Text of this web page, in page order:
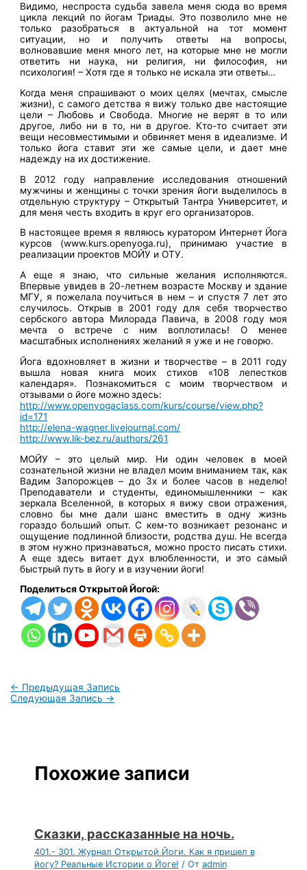
Видимо, неспроста судьба завела меня сюда во время
цикла лекций по йогам Триады. Это позволило мне не
только разобраться в актуальной на тот момент
ситуации, но и получить ответы на вопросы,
волновавшие меня много лет, на которые мне не могли
ответить ни наука, ни религия, ни философия, ни
психология! – Хотя где я только не искала эти ответы…
Когда меня спрашивают о моих целях (мечтах, смысле
жизни), с самого детства я вижу только две настоящие
цели – Любовь и Свобода. Многие не верят в то или
другое, либо ни в то, ни в другое. Кто-то считает эти
вещи несовместимыми и обвиняет меня в идеализме. И
только йога ставит эти же самые цели, и дает мне
надежду на их достижение.
В 2012 году направление исследования отношений
мужчины и женщины с точки зрения йоги выделилось в
отдельную структуру – Открытый Тантра Университет, и
для меня честь входить в круг его организаторов.
В настоящее время я являюсь куратором Интернет Йога
курсов (www.kurs.openyoga.ru), принимаю участие в
реализации проектов МОЙУ и ОТУ.
А еще я знаю, что сильные желания исполняются.
Впервые увидев в 20-летнем возрасте Москву и здание
МГУ, я пожелала поучиться в нем – и спустя 7 лет это
случилось. Открыв в 2001 году для себя творчество
сербского автора Милорада Павича, в 2008 году моя
мечта о встрече с ним воплотилась! О менее
масштабных исполнениях желаний я уже и не говорю.
Йога вдохновляет в жизни и творчестве – в 2011 году
вышла новая книга моих стихов «108 лепестков
календаря». Познакомиться с моим творчеством и
отзывами о йоге можноздесь:
http://www.openyogaclass.com/kurs/course/view.php?
id=171
http://elena-wagner.livejournal.com/
http://www.lik-bez.ru/authors/261
МОЙУ – это целый мир. Ни один человек в моей
сознательной жизни не владел моим вниманием так, как
Вадим Запорожцев – до 3х и более часов в неделю!
Преподаватели и студенты, единомышленники – как
зеркала Вселенной, в которых я вижу свои отражения,
словно бы мне дали шанс вместить в одну жизнь
гораздо больший опыт. С кем-то возникает резонанс и
ощущение подлинной близости, родства душ. Не всегда
в этом нужно признаваться, можно просто писать стихи.
А еще здесь витает дух влюбленности, и это самый
быстрый путь в йогу и в изучении йоги!
Поделиться Открытой Йогой:
← Предыдущая Запись
Следующая Запись →
Похожие записи
Сказки, рассказанные на ночь.
401.- 301. Журнал Открытой Йоги. Как я пришел в
йогу? Реальные Истории о Йоге! / От admin